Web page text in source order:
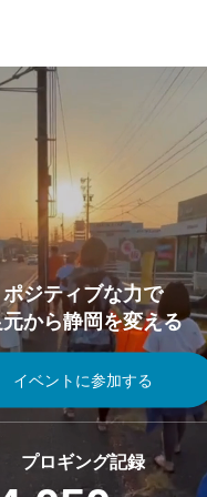
ポジティブな力で
から静岡を変える
イベントに参加する
プロギング記録